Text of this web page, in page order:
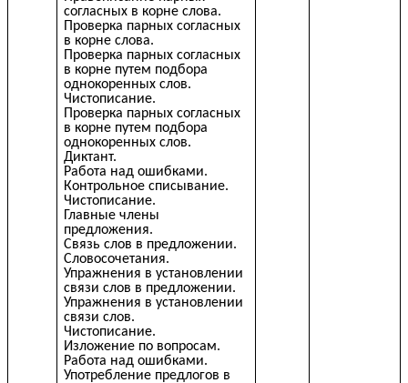
согласных в корне слова.
Проверка парных согласных
в корне слова.
Проверка парных согласных
в корне путем подбора
однокоренных слов.
Чистописание.
Проверка парных согласных
в корне путем подбора
однокоренных слов.
Диктант.
Работа над ошибками.
Контрольное списывание.
Чистописание.
Главные члены
предложения.
Связь слов в предложении.
Словосочетания.
Упражнения в установлении
связи слов в предложении.
Упражнения в установлении
связи слов.
Чистописание.
Изложение по вопросам.
Работа над ошибками.
Употребление предлогов в